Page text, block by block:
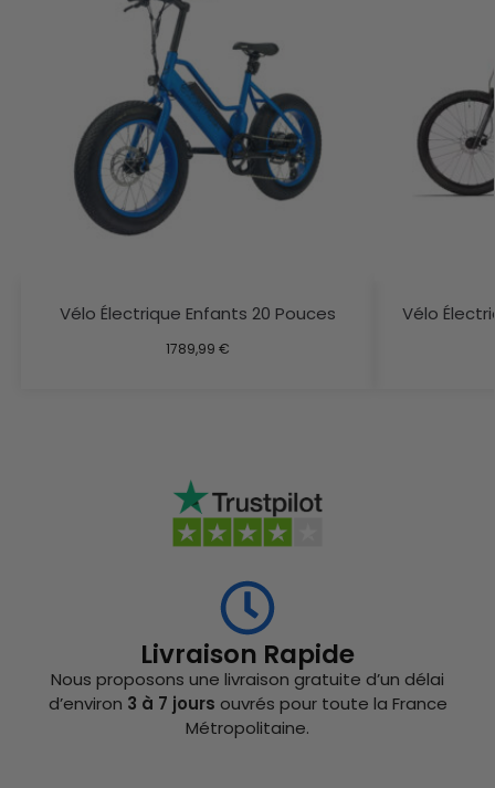
Vélo Électrique Enfants 20 Pouces
1789,99 €
Vélo
Livraison Rapide
Nous proposons une livraison gratuite d’un délai
d’environ 3 à 7 jours ouvrés pour toute la France
Métropolitaine.